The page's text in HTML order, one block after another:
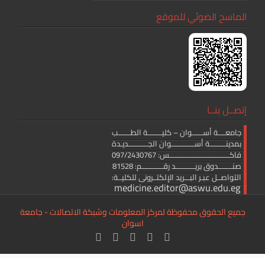
الماسح الضوئي للموقع
إتصــل بنــا
جامعــــة أســــــوان – كليــــــــة الطـــــــب
بمدينـــــــــة أســـــــــــــوان الجـــــــــــديـدة
فاكــــــــــــــــــــــــــــــــــس: 097/2430767
صنــــــــدوق بريـــــــــــد رقــــــــــــم: 81528
التواصــل عبـر البـــريد الإلكتــرونى للكليــة:
medicine.editor@aswu.edu.eg
جميع الحقوق محفوظة لمركز المعلومات وشبكة الاتصالات - جامعة
اسوان